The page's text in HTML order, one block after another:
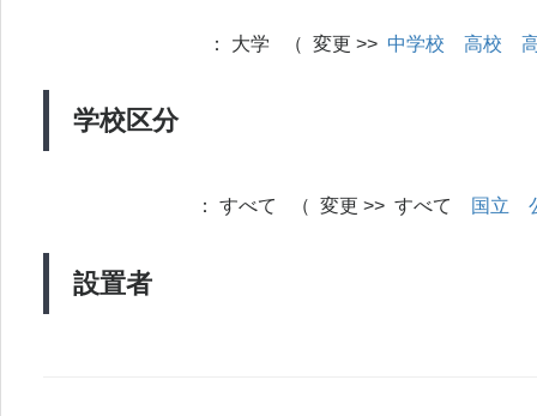
学校区分
： 大学 （ 変更 >> 中学校 高校
設置者
： すべて （ 変更 >> すべて 国立